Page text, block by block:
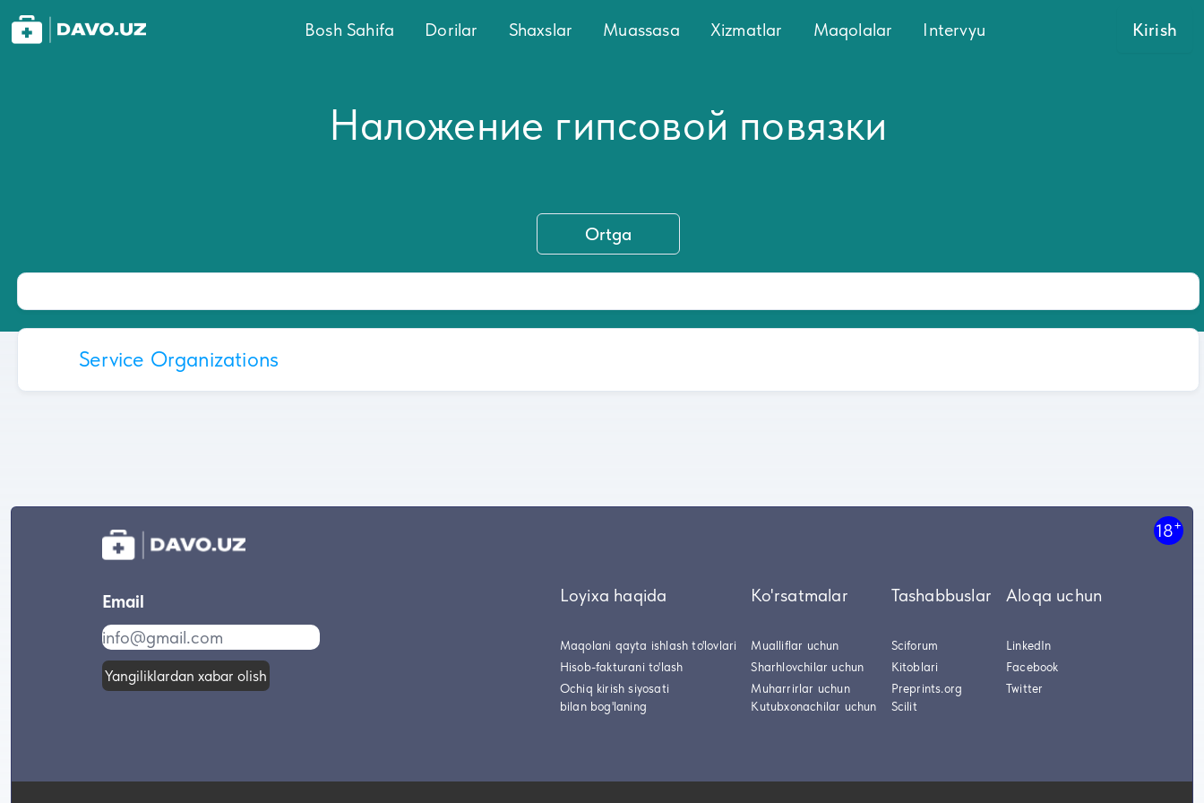
Bosh Sahifa Dorilar Shaxslar Muassasa Xizmatlar Maqolalar Intervyu Kirish
Наложение гипсовой повязки
Ortga
Service Organizations
18+
Email
Yangiliklardan xabar olish
Loyixa haqida
Maqolani qayta ishlash to'lovlari
Hisob-fakturani to'lash
Ochiq kirish siyosati
bilan bog'laning
Ko'rsatmalar
Mualliflar uchun
Sharhlovchilar uchun
Muharrirlar uchun
Kutubxonachilar uchun
Tashabbuslar
Sciforum
Kitoblari
Preprints.org
Scilit
Aloqa uchun
LinkedIn
Facebook
Twitter